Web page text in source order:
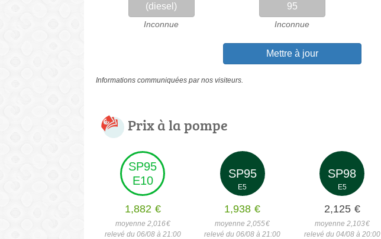
(diesel)
Inconnue
95
Inconnue
Mettre à jour
Informations communiquées par nos visiteurs.
Prix à la pompe
SP95
E10
1,882 €
moyenne 2,016€
relevé du 06/08 à 21:00
SP95
E5
1,938 €
moyenne 2,055€
relevé du 06/08 à 21:00
SP98
E5
2,125 €
moyenne 2,103€
relevé du 04/08 à 20:00